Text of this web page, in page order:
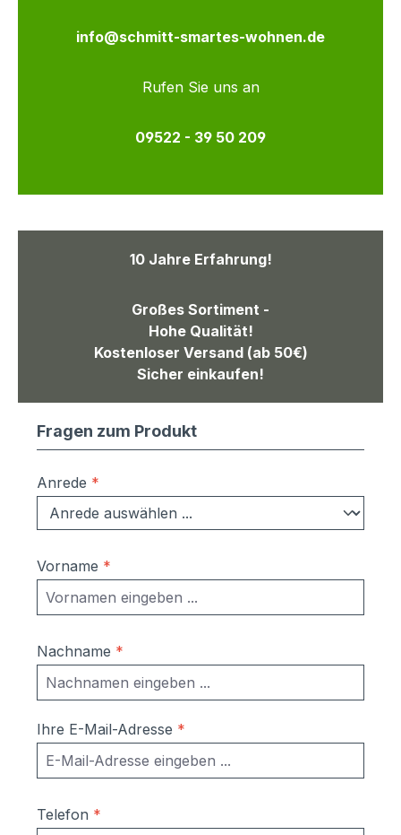
info@schmitt-smartes-wohnen.de
Rufen Sie uns an
09522 - 39 50 209
10 Jahre Erfahrung!
Großes Sortiment -
Hohe Qualität!
Kostenloser Versand (ab 50€)
Sicher einkaufen!
Fragen zum Produkt
Anrede *
Vorname *
Nachname *
Ihre E-Mail-Adresse *
Telefon *